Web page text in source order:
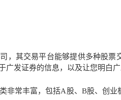
，其交易平台能够提供多种股
广发证券的信息，以及让您明白
非常丰富，包括A股、B股、创